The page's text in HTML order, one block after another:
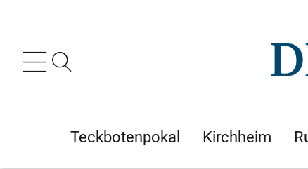
Teckbotenpokal Kirchheim